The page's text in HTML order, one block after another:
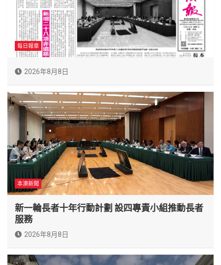
每日報章
2026年8月8日
本澳新聞
新一輪長者十年行動計劃 設四專責小組推動長者
服務
2026年8月8日